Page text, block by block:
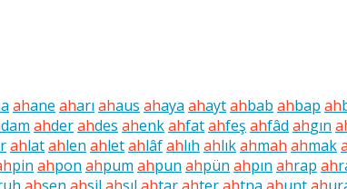
ahane aharı ahaus ahaya ahaytahbab ahbap ah
dam ahderahdes ahenkahfatahfeş ahfâd ahgın
ahlatahlen ahletahlâfahlıh ahlıkahmah ahmak
pin ahpon ahpum ahpun ahpün ahpın ahrap ah